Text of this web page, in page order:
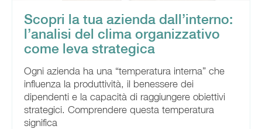
Scopri la tua azienda dall’interno:
l’analisi del clima organizzativo
come leva strategica
Ogni azienda ha una “temperatura interna” che
influenza la produttività, il benessere dei
dipendenti e la capacità di raggiungere obiettivi
strategici. Comprendere questa temperatura
significa